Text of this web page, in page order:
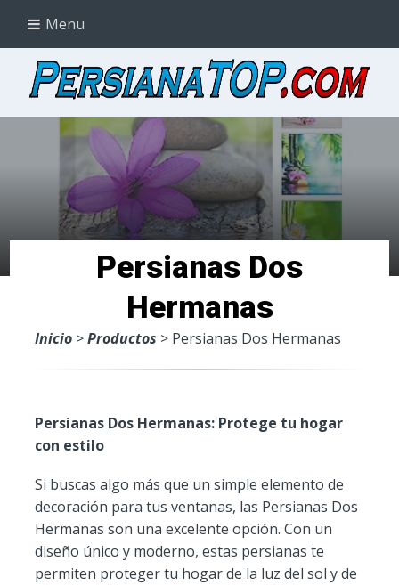
Menu
Persianas Dos
Hermanas
Inicio>Productos > Persianas Dos Hermanas
Persianas Dos Hermanas: Protege tu hogar
con estilo
Si buscas algo más que un simple elemento de
decoración para tus ventanas, las Persianas Dos
Hermanas son una excelente opción. Con un
diseño único y moderno, estas persianas te
permiten proteger tu hogar de la luz del sol y de